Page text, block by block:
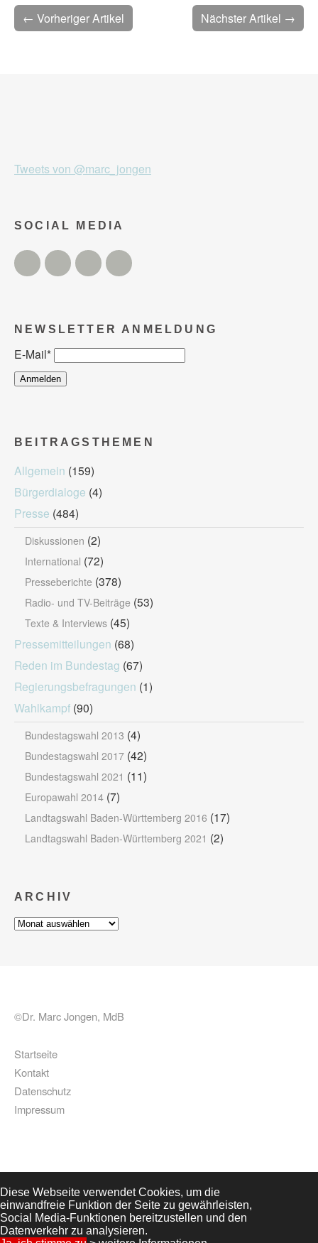
Nächster Artikel →
← Vorheriger Artikel
Tweets von @marc_jongen
SOCIAL MEDIA
Twitter FacebookInstagram
NEWSLETTER ANMELDUNG
E-Mail*
BEITRAGSTHEMEN
Allgemein (159)
Bürgerdialoge (4)
Presse (484)
Diskussionen (2)
International (72)
Presseberichte (378)
Radio- und TV-Beiträge (53)
Texte & Interviews (45)
Pressemitteilungen (68)
Reden im Bundestag (67)
Regierungsbefragungen (1)
Wahlkampf (90)
Bundestagswahl 2013 (4)
Bundestagswahl 2017 (42)
Bundestagswahl 2021 (11)
Europawahl 2014 (7)
Landtagswahl Baden-Württemberg 2016 (17)
Landtagswahl Baden-Württemberg 2021 (2)
ARCHIV
Archiv
©Dr. Marc Jongen, MdB
Startseite
Kontakt
Datenschutz
Impressum
Diese Webseite verwendet Cookies, um die
einwandfreie Funktion der Seite zu gewährleisten,
Social Media-Funktionen bereitzustellen und den
Datenverkehr zu analysieren.